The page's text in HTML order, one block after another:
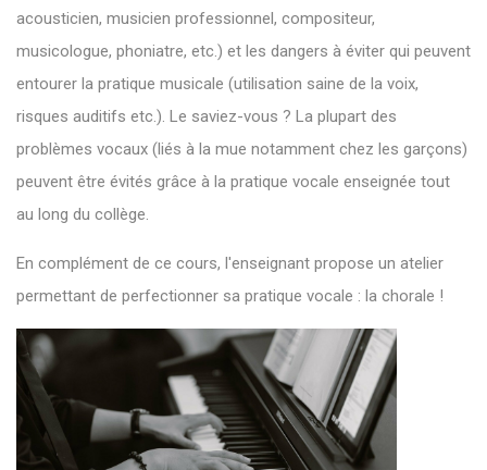
acousticien, musicien professionnel, compositeur,
musicologue, phoniatre, etc.) et les dangers à éviter qui peuvent
entourer la pratique musicale (utilisation saine de la voix,
risques auditifs etc.). Le saviez-vous ? La plupart des
problèmes vocaux (liés à la mue notamment chez les garçons)
peuvent être évités grâce à la pratique vocale enseignée tout
au long du collège.
En complément de ce cours, l'enseignant propose un atelier
permettant de perfectionner sa pratique vocale : la chorale !